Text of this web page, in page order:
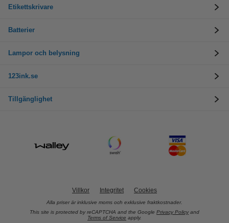
Etikettskrivare
Batterier
Lampor och belysning
123ink.se
Tillgänglighet
Villkor Integritet Cookies
Alla priser är inklusive moms och exklusive fraktkostnader.
This site is protected by reCAPTCHA and the Google Privacy Policy and
Terms of Service apply.